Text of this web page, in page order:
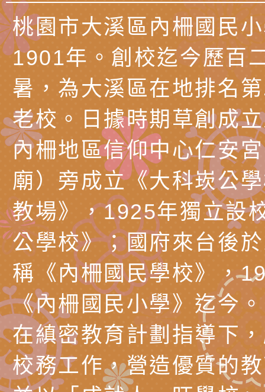
座
生諮詢服務
114學年度第2學期
務實施計畫」
（圖）片
檢送桃園市政府LED
字稿及LCD託播影（
轉知有關我國身心障
公約（CRPD）第三
告條約專要文件及附
告
函轉本府新聞處115
安全宣導標語播放表
宣導影像素材
檢送桃園市政府消防
宣導影片」宣導短片
載網址：
https://reurl.cc/
轉知本市特殊教育學
行為問題支持資源中
「桃園市114學年度
估人員魏氏五版寒假
梯次含複訓暨魏氏五
用分析培訓研習」之
調整
函轉農業部酪農產業
乳相關宣導推廣圖卡
檢送桃園市政府LED
字稿及LCD託播影（
為提升兒少性剝削防
益，本府家庭暴力暨
治中心依常見案例製
剝削防制宣導影片
函轉桃園市政府「
性(防空)演習執行計
轉桃園市政府「
（防空）演習－行動
演練」
檢送桃園市政府家庭
「115年度祖孫樂淘
節慶祝活動」海報電
函轉本府新聞處檢送
交通安全宣導標語播
道安宣導影像素材
檢送桃園市政府LED
字稿及LCD託播影片
檢送行政院新聞傳播
桃園市大溪區內柵國民
1901年。創校迄今歷百
暑，為大溪區在地排名
老校。日據時期草創成
內柵地區信仰中心仁安
廟）旁成立《大科崁公
教場》，1925年獨立設
公學校》；國府來台後
稱《內柵國民學校》，
《內柵國民小學》迄今。
在縝密教育計劃指導下
校務工作，營造優質的